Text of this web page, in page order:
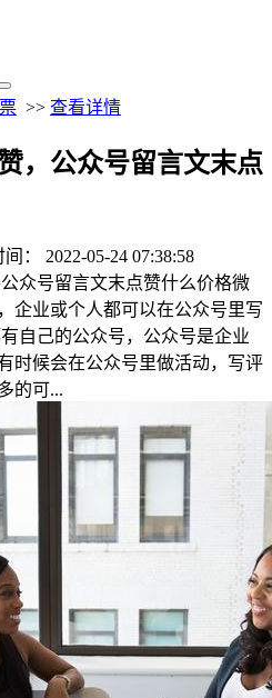
>> 查看详情
，公众号留言文末点
间： 2022-05-24 07:38:58
众号留言文末点赞什么价格微
企业或个人都可以在公众号里写
自己的公众号，公众号是企业
时候会在公众号里做活动，写评
的可...